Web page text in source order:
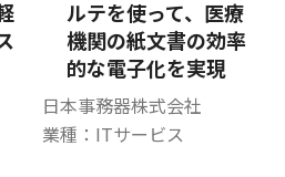
ルテを使って、医療
機関の紙文書の効率
的な電子化を実現
日本事務器株式会社
業種：ITサービス